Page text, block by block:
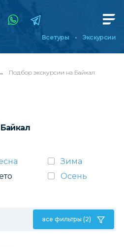
Все туры Экскурсии
Подбор экскурсии на Байкал
Зима
Осень
все фильтры (2)